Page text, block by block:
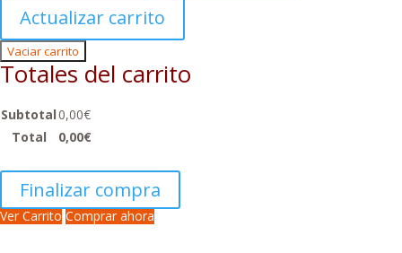
Actualizar carrito
Vaciar carrito
Totales del carrito
Subtotal0,00€
Total
0,00€
Finalizar compra
Ver Carrito Comprar ahora